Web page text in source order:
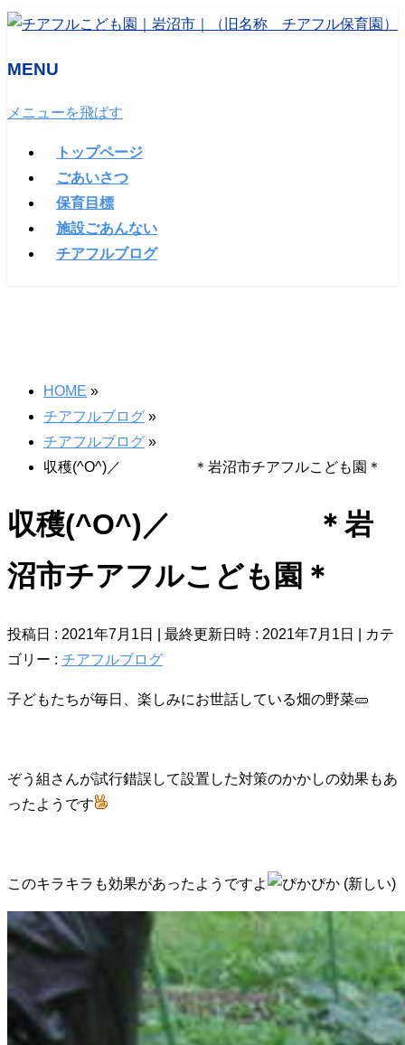
MENU
メニューを飛ばす
トップページ
ごあいさつ
保育目標
施設ごあんない
チアフルブログ
HOME »
チアフルブログ »
チアフルブログ »
収穫(^O^)／ ＊岩沼市チアフルこども園＊
収穫(^O^)／ ＊岩
沼市チアフルこども園＊
投稿日 : 2021年7月1日 最終更新日時 : 2021年7月1日
カテ
ゴリー : チアフルブログ
子どもたちが毎日、楽しみにお世話している畑の野菜🥒
ぞう組さんが試行錯誤して設置した対策のかかしの効果もあ
ったようです
このキラキラも効果があったようですよ